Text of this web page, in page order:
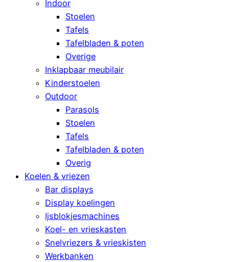
Indoor
Stoelen
Tafels
Tafelbladen & poten
Overige
Inklapbaar meubilair
Kinderstoelen
Outdoor
Parasols
Stoelen
Tafels
Tafelbladen & poten
Overig
Koelen & vriezen
Bar displays
Display koelingen
Ijsblokjesmachines
Koel- en vrieskasten
Snelvriezers & vrieskisten
Werkbanken